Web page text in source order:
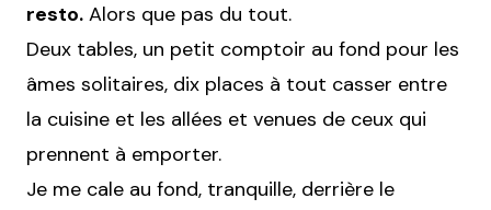
resto. Alors que pas du tout.
Deux tables, un petit comptoir au fond pour les
âmes solitaires, dix places à tout casser entre
la cuisine et les allées et venues de ceux qui
prennent à emporter.
Je me cale au fond, tranquille, derrière le